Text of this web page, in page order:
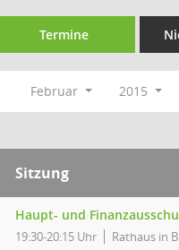
Termine
Februar 2015
Sitzung
Haupt- und
19:30-20:15 Uhr Rathaus in